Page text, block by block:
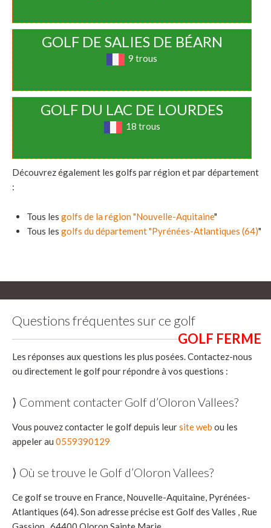
GOLF DE SALIES DE BÉARN
9 trous
GOLF DU LAC DE LOURDES
18 trous
Découvrez également les golfs par région et par département
:
Tous les golfs de la région "Nouvelle-Aquitaine"
Tous les golfs du département "Pyrénées-Atlantiques (64)"
Questions fréquentes sur ce golf
Les réponses aux questions les plus posées. Contactez-nous
ou directement le golf pour répondre à vos questions :
⟩ Comment contacter Golf d’Oloron Vallees?
Vous pouvez contacter le golf depuis leursite web ou les
appeler au 0559390129
⟩ Où se trouve le Golf d’Oloron Vallees?
Ce golf se trouve en France, Nouvelle-Aquitaine, Pyrénées-
Atlantiques (64). Son adresse précise est Golf des Valles , Rue